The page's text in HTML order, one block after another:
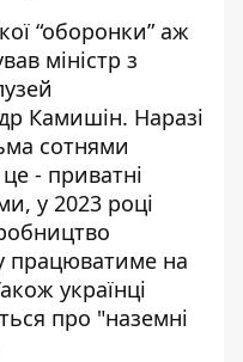
“оборонки” аж
міністр з
Камишін. Наразі
сотнями
- приватні
у 2023 році
працюватиме на
українці
про "наземні